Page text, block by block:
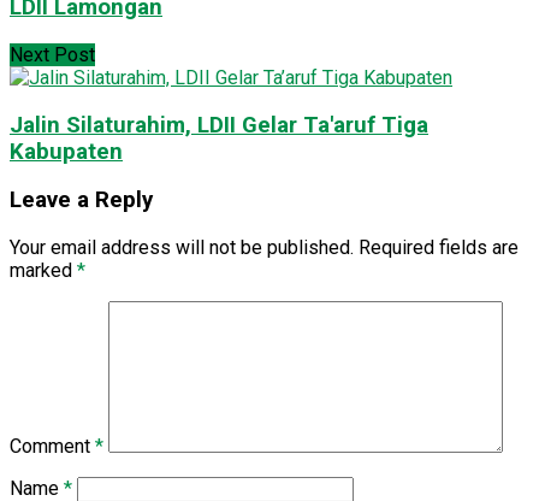
LDII Lamongan
Next Post
Jalin Silaturahim, LDII Gelar Ta'aruf Tiga
Kabupaten
Leave a Reply
Your email address will not be published. Required fields are
marked *
Comment *
Name *